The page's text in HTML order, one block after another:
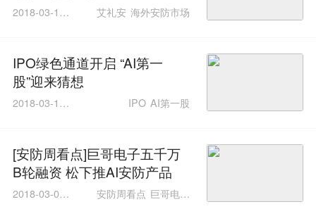
2018-03-15 1
艾礼安 海外安防市场
IPO绿色通道开启 “AI第一
股”迎来猜想
2018-03-12 1
IPO AI第一股
[安防周看点]巨哥电子五千万
B轮融资 松下推AI安防产品
2018-03-09 1
安防周看点 巨哥电子